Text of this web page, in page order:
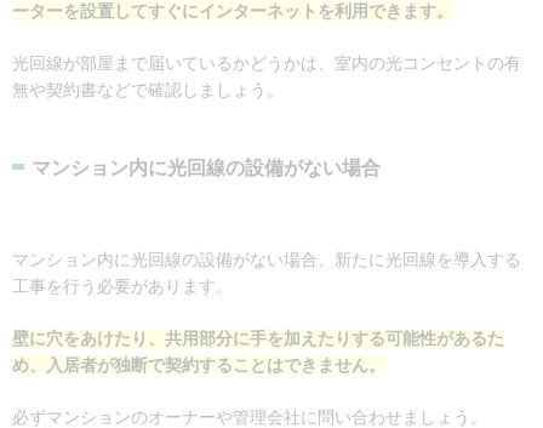
ーターを設置してすぐにインターネットを利用できます。
光回線が部屋まで届いているかどうかは、室内の光コンセントの有
無や契約書などで確認しましょう。
マンション内に光回線の設備がない場合
マンション内に光回線の設備がない場合、新たに光回線を導入する
工事を行う必要があります。
壁に穴をあけたり、共用部分に手を加えたりする可能性があるた
め、入居者が独断で契約することはできません。
必ずマンションのオーナーや管理会社に問い合わせましょう。